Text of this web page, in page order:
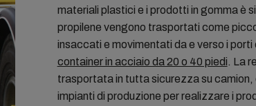
materiali plastici e i prodotti in gomma è
propilene vengono trasportati come
insaccati e movimentati da e verso i porti
container in acciaio da 20 o 40 piedi. La
trasportata in tutta sicurezza su camion,
impianti di produzione per realizzare i